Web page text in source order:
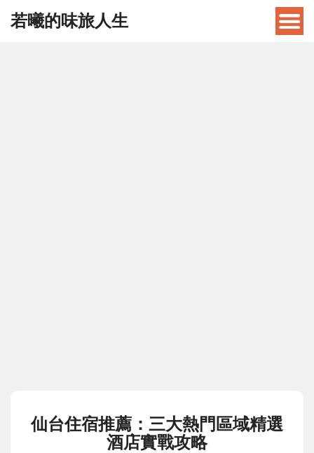
若曦的味旅人生
仙台住宿推薦：三大熱門區域精選
酒店實戰攻略